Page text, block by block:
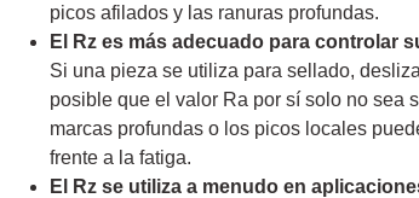
picos afilados y las ranuras profundas.
El Rz es más adecuado para controlar
Si una pieza se utiliza para sellado,
posible que el valor Ra por sí solo no sea
marcas profundas o los picos locales
frente a la fatiga.
El Rz se utiliza a menudo en